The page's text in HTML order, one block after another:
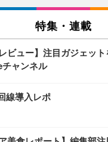
特集・連載
レビュー】注目ガジェッ
ャンネル
線導入レポ